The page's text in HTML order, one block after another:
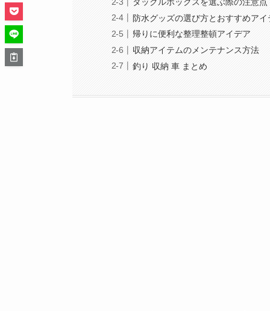
タックルボックスを選ぶ際の注意点
防水グッズの選び方とおすすめアイ
帰りに便利な整理整頓アイデア
収納アイテムのメンテナンス方法
釣り 収納 車 まとめ